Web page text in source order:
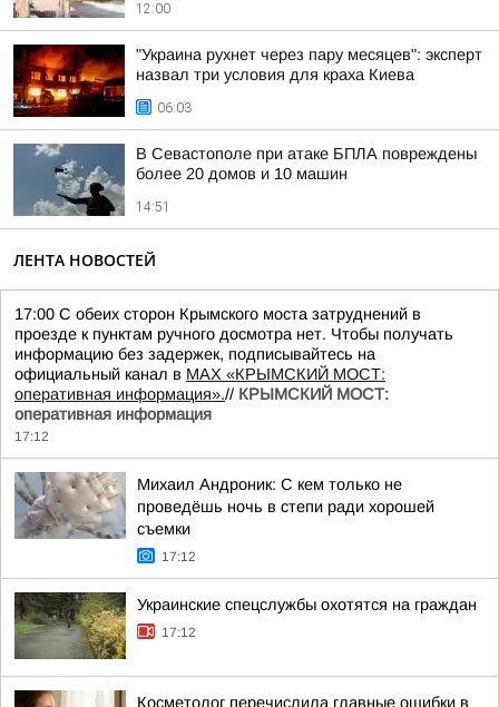
12:00
"Украина рухнет через пару месяцев": эксперт
назвал три условия для краха Киева
06:03
В Севастополе при атаке БПЛА повреждены
более 20 домов и 10 машин
14:51
ЛЕНТА НОВОСТЕЙ
17:00 С обеих сторон Крымского моста затруднений в
проезде к пунктам ручного досмотра нет. Чтобы получать
информацию без задержек, подписывайтесь на
официальный канал в MAX «КРЫМСКИЙ МОСТ:
оперативная информация».// КРЫМСКИЙ МОСТ:
оперативная информация
17:12
Михаил Андроник: С кем только не
проведёшь ночь в степи ради хорошей
съемки
17:12
Украинские спецслужбы охотятся на граждан
17:12
Косметолог перечислила главные ошибки в